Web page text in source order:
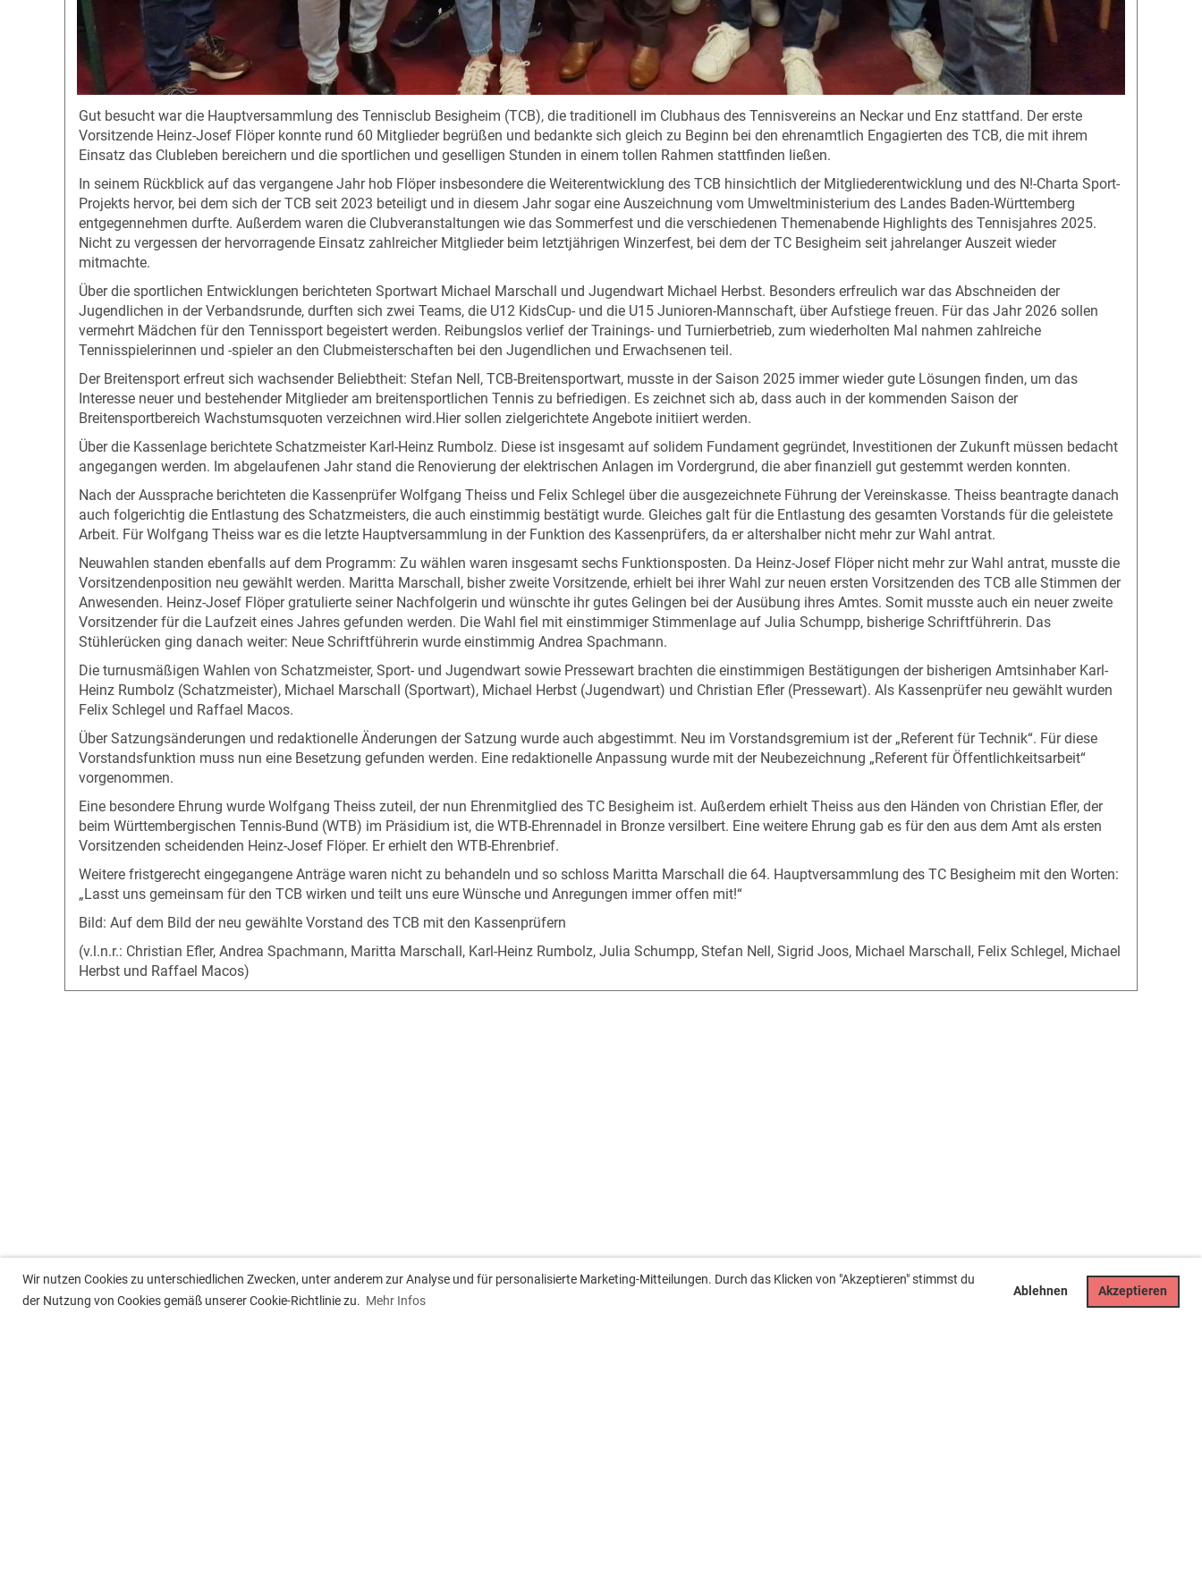
Wir nutzen Cookies zu unterschiedlichen Zwecken, unter anderem zur Analyse und für personalisierte Marketing-Mitteilungen. Durch das Klicken von "Akzeptieren" stimmst du
der Nutzung von Cookies gemäß unserer Cookie-Richtlinie zu. Mehr Infos
Ablehnen Akzeptieren
Gut besucht war die Hauptversammlung des Tennisclub Besigheim (TCB), die traditionell im Clubhaus des Tennisvereins an Neckar und Enz stattfand. Der erste
Vorsitzende Heinz-Josef Flöper konnte rund 60 Mitglieder begrüßen und bedankte sich gleich zu Beginn bei den ehrenamtlich Engagierten des TCB, die mit ihrem
Einsatz das Clubleben bereichern und die sportlichen und geselligen Stunden in einem tollen Rahmen stattfinden ließen.
In seinem Rückblick auf das vergangene Jahr hob Flöper insbesondere die Weiterentwicklung des TCB hinsichtlich der Mitgliederentwicklung und des N!-Charta Sport-
Projekts hervor, bei dem sich der TCB seit 2023 beteiligt und in diesem Jahr sogar eine Auszeichnung vom Umweltministerium des Landes Baden-Württemberg
entgegennehmen durfte. Außerdem waren die Clubveranstaltungen wie das Sommerfest und die verschiedenen Themenabende Highlights des Tennisjahres 2025.
Nicht zu vergessen der hervorragende Einsatz zahlreicher Mitglieder beim letztjährigen Winzerfest, bei dem der TC Besigheim seit jahrelanger Auszeit wieder
mitmachte.
Über die sportlichen Entwicklungen berichteten Sportwart Michael Marschall und Jugendwart Michael Herbst. Besonders erfreulich war das Abschneiden der
Jugendlichen in der Verbandsrunde, durften sich zwei Teams, die U12 KidsCup- und die U15 Junioren-Mannschaft, über Aufstiege freuen. Für das Jahr 2026 sollen
vermehrt Mädchen für den Tennissport begeistert werden. Reibungslos verlief der Trainings- und Turnierbetrieb, zum wiederholten Mal nahmen zahlreiche
Tennisspielerinnen und -spieler an den Clubmeisterschaften bei den Jugendlichen und Erwachsenen teil.
Der Breitensport erfreut sich wachsender Beliebtheit: Stefan Nell, TCB-Breitensportwart, musste in der Saison 2025 immer wieder gute Lösungen finden, um das
Interesse neuer und bestehender Mitglieder am breitensportlichen Tennis zu befriedigen. Es zeichnet sich ab, dass auch in der kommenden Saison der
Breitensportbereich Wachstumsquoten verzeichnen wird.Hier sollen zielgerichtete Angebote initiiert werden.
Über die Kassenlage berichtete Schatzmeister Karl-Heinz Rumbolz. Diese ist insgesamt auf solidem Fundament gegründet, Investitionen der Zukunft müssen bedacht
angegangen werden. Im abgelaufenen Jahr stand die Renovierung der elektrischen Anlagen im Vordergrund, die aber finanziell gut gestemmt werden konnten.
Nach der Aussprache berichteten die Kassenprüfer Wolfgang Theiss und Felix Schlegel über die ausgezeichnete Führung der Vereinskasse. Theiss beantragte danach
auch folgerichtig die Entlastung des Schatzmeisters, die auch einstimmig bestätigt wurde. Gleiches galt für die Entlastung des gesamten Vorstands für die geleistete
Arbeit. Für Wolfgang Theiss war es die letzte Hauptversammlung in der Funktion des Kassenprüfers, da er altershalber nicht mehr zur Wahl antrat.
Neuwahlen standen ebenfalls auf dem Programm: Zu wählen waren insgesamt sechs Funktionsposten. Da Heinz-Josef Flöper nicht mehr zur Wahl antrat, musste die
Vorsitzendenposition neu gewählt werden. Maritta Marschall, bisher zweite Vorsitzende, erhielt bei ihrer Wahl zur neuen ersten Vorsitzenden des TCB alle Stimmen der
Anwesenden. Heinz-Josef Flöper gratulierte seiner Nachfolgerin und wünschte ihr gutes Gelingen bei der Ausübung ihres Amtes. Somit musste auch ein neuer zweite
Vorsitzender für die Laufzeit eines Jahres gefunden werden. Die Wahl fiel mit einstimmiger Stimmenlage auf Julia Schumpp, bisherige Schriftführerin. Das
Stühlerücken ging danach weiter: Neue Schriftführerin wurde einstimmig Andrea Spachmann.
Die turnusmäßigen Wahlen von Schatzmeister, Sport- und Jugendwart sowie Pressewart brachten die einstimmigen Bestätigungen der bisherigen Amtsinhaber Karl-
Heinz Rumbolz (Schatzmeister), Michael Marschall (Sportwart), Michael Herbst (Jugendwart) und Christian Efler (Pressewart). Als Kassenprüfer neu gewählt wurden
Felix Schlegel und Raffael Macos.
Über Satzungsänderungen und redaktionelle Änderungen der Satzung wurde auch abgestimmt. Neu im Vorstandsgremium ist der „Referent für Technik“. Für diese
Vorstandsfunktion muss nun eine Besetzung gefunden werden. Eine redaktionelle Anpassung wurde mit der Neubezeichnung „Referent für Öffentlichkeitsarbeit“
vorgenommen.
Eine besondere Ehrung wurde Wolfgang Theiss zuteil, der nun Ehrenmitglied des TC Besigheim ist. Außerdem erhielt Theiss aus den Händen von Christian Efler, der
beim Württembergischen Tennis-Bund (WTB) im Präsidium ist, die WTB-Ehrennadel in Bronze versilbert. Eine weitere Ehrung gab es für den aus dem Amt als ersten
Vorsitzenden scheidenden Heinz-Josef Flöper. Er erhielt den WTB-Ehrenbrief.
Weitere fristgerecht eingegangene Anträge waren nicht zu behandeln und so schloss Maritta Marschall die 64. Hauptversammlung des TC Besigheim mit den Worten:
„Lasst uns gemeinsam für den TCB wirken und teilt uns eure Wünsche und Anregungen immer offen mit!“
Bild: Auf dem Bild der neu gewählte Vorstand des TCB mit den Kassenprüfern
(v.l.n.r.: Christian Efler, Andrea Spachmann, Maritta Marschall, Karl-Heinz Rumbolz, Julia Schumpp, Stefan Nell, Sigrid Joos, Michael Marschall, Felix Schlegel, Michael
Herbst und Raffael Macos)